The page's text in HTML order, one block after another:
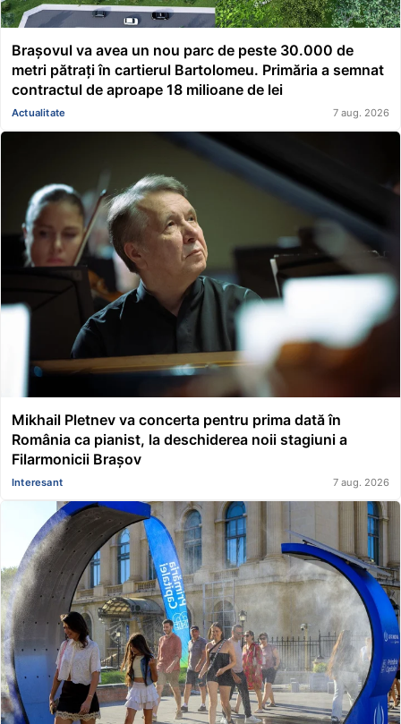
Brașovul va avea un nou parc de peste 30.000 de
metri pătrați în cartierul Bartolomeu. Primăria a semnat
contractul de aproape 18 milioane de lei
Actualitate 7 aug. 2026
Mikhail Pletnev va concerta pentru prima dată în
România ca pianist, la deschiderea noii stagiuni a
Filarmonicii Brașov
Interesant 7 aug. 2026